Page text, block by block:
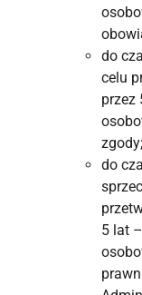
do
celu
przez
zgody;
do
5 lat